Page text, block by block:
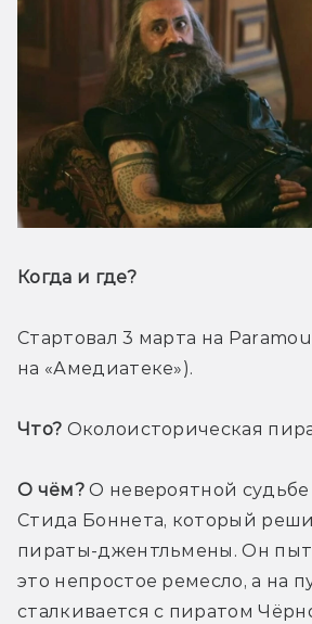
Когда и где?
Стартовал 3 марта на
на «Амедиатеке»).
Что? Околоисторическая
О чём? О невероятной судьбе
Стида Боннета, который
пираты-джентльмены. Он
это непростое ремесло, а на
сталкивается с пиратом